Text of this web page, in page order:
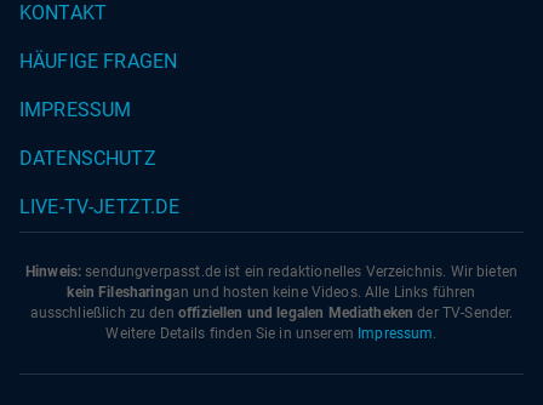
KONTAKT
HÄUFIGE FRAGEN
IMPRESSUM
DATENSCHUTZ
LIVE-TV-JETZT.DE
Hinweis: sendungverpasst.de ist ein redaktionelles Verzeichnis. Wir bieten
kein Filesharingan und hosten keine Videos. Alle Links führen
ausschließlich zu den offiziellen und legalen Mediatheken der TV-Sender.
Weitere Details finden Sie in unserem Impressum.